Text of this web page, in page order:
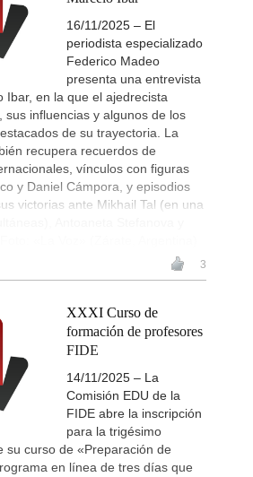
16/11/2025 – El
periodista especializado
Federico Madeo
presenta una entrevista
Ibar, en la que el ajedrecista
sus influencias y algunos de los
de su trayectoria. La
recupera recuerdos de
vínculos con figuras
y Daniel Cámpora, y episodios
victorias ante Mikhail Tal (en una
3
XXXI Curso de
formación de profesores
FIDE
14/11/2025 – La
Comisión EDU de la
FIDE abre la inscripción
para la trigésimo
su curso de «Preparación de
en línea de tres días que